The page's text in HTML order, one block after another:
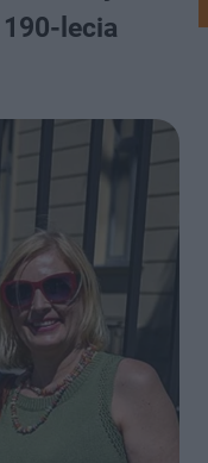
lecia